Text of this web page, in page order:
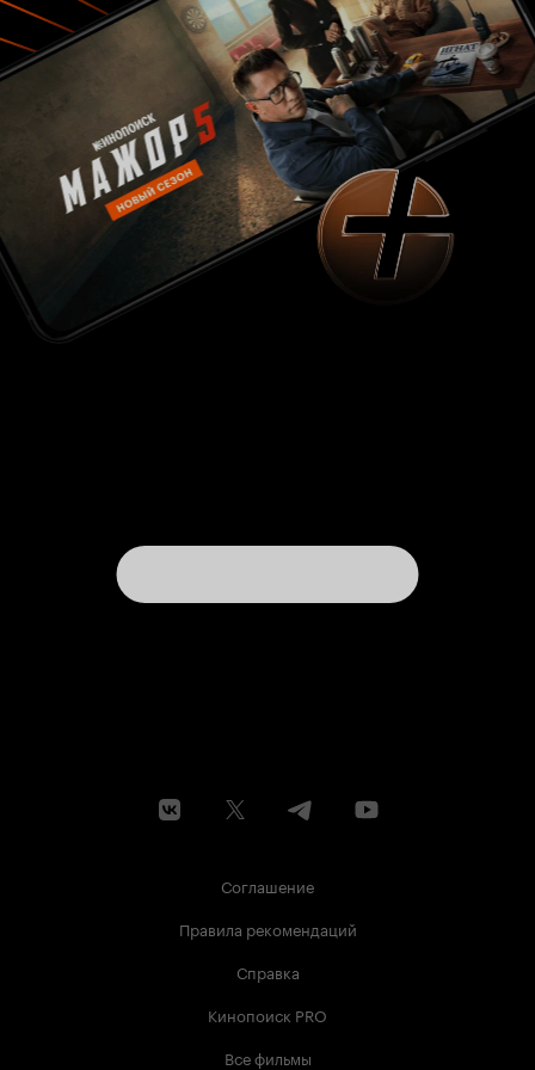
Соглашение
Правила рекомендаций
Справка
Кинопоиск PRO
Все фильмы